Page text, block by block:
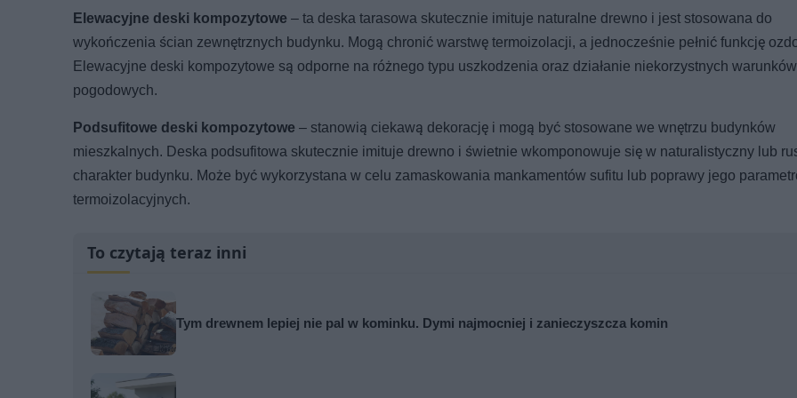
Elewacyjne deski kompozytowe – ta deska tarasowa skutecznie imituje naturalne drewno i jest stosowana do
wykończenia ścian zewnętrznych budynku. Mogą chronić warstwę termoizolacji, a jednocześnie pełnić funkcję
Elewacyjne deski kompozytowe są odporne na różnego typu uszkodzenia oraz działanie niekorzystnych warunków
pogodowych.
Podsufitowe deski kompozytowe – stanowią ciekawą dekorację i mogą być stosowane we wnętrzu budynków
mieszkalnych. Deska podsufitowa skutecznie imituje drewno i świetnie wkomponowuje się w naturalistyczny lub
charakter budynku. Może być wykorzystana w celu zamaskowania mankamentów sufitu lub poprawy jego
termoizolacyjnych.
To czytają teraz inni
Tym drewnem lepiej nie pal w kominku. Dymi najmocniej i zanieczyszcza komin